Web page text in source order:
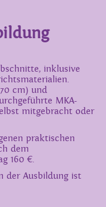
inklusive
cm) und
MKA-
mitgebracht oder
praktischen
dem
160 €.
der Ausbildung ist